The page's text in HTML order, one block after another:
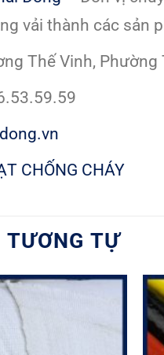
vải thành các sản
Thế Vinh,
CHỐNG CHÁY
TỰ